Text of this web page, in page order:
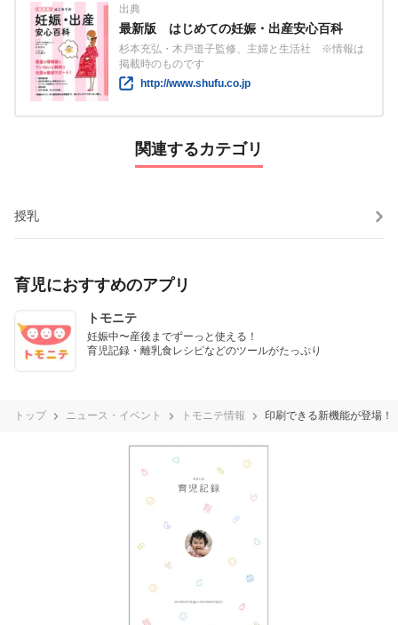
出典
最新版 はじめての妊娠・出産安心百科
杉本充弘・木戸道子監修、主婦と生活社 ※情報は
掲載時のものです
http://www.shufu.co.jp
関連するカテゴリ
授乳
育児におすすめのアプリ
トモニテ
妊娠中〜産後までずーっと使える！
育児記録・離乳食レシピなどのツールがたっぷり
トップ ニュース・イベント トモニテ情報 印刷できる新機能が登場